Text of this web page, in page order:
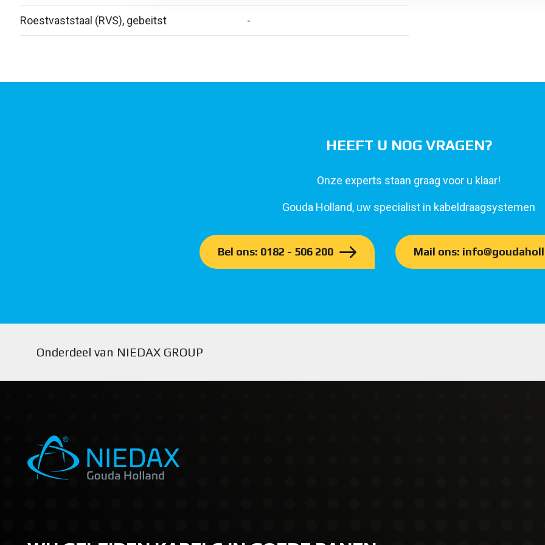
Roestvaststaal (RVS), gebeitst -
HEEFT U NOG VRAGEN?
Onze experts staan graag voor u klaar!
Gouda Holland, uw specialist in kabeldraagsystemen
Bel ons: 0182 - 506 200 Mail ons:
Onderdeel van NIEDAX GROUP